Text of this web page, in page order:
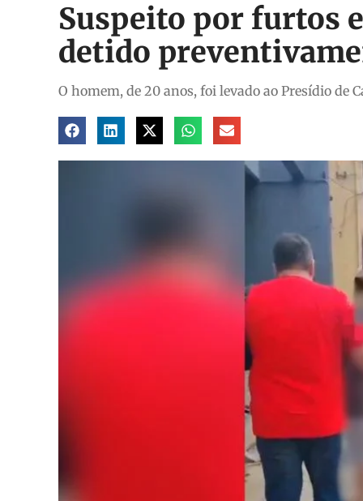
Suspeito por furtos
detido
O homem, de 20 anos, foi levado ao Presídio de